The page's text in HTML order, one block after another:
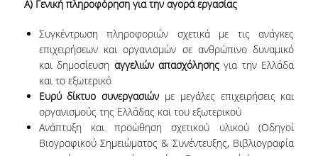
INCOMING STUDENTS
OUTGOING STUDENTS
ΠΡΑΚΤΙΚΗ ΑΣΚΗΣΗ
ΟΔΗΓΟΣ ΕΚΠΟΝΗΣΗΣ ΕΡΓΑΣΙΩΝ
A) Γενική πληροφόρηση για την αγορά εργασίας
Συγκέντρωση πληροφοριών σχετικά με τις ανάγκες
επιχειρήσεων και οργανισμών σε ανθρώπινο δυναμικό
και δημοσίευση αγγελιών απασχόλησης για την Ελλάδα
και το εξωτερικό
Ευρύ δίκτυο συνεργασιών με μεγάλες επιχειρήσεις και
οργανισμούς της Ελλάδας και του εξωτερικού
Ανάπτυξη και προώθηση σχετικού υλικού (Οδηγοί
Βιογραφικού Σημειώματος & Συνέντευξης, Βιβλιογραφία